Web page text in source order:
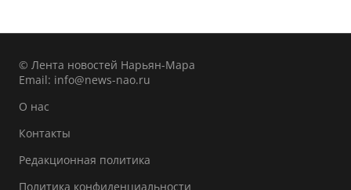
© Лента новостей Нарьян-Мара
Email: info@news-nao.ru
О нас
Контакты
Редакционная политика
Политика конфиденциальности